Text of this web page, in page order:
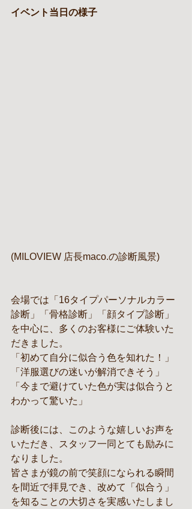
イベント当日の様子
(MILOVIEW 店長maco.の診断風景)
会場では「16タイプパーソナルカラー
診断」「骨格診断」「顔タイプ診断」
を中心に、多くのお客様にご体験いた
だきました。
「初めて自分に似合う色を知れた！」
「洋服選びの迷いが解消できそう」
「今まで避けていた色が実は似合うと
わかって驚いた」
診断後には、このような嬉しいお声を
いただき、スタッフ一同とても励みに
なりました。
皆さまが鏡の前で笑顔になられる瞬間
を間近で拝見でき、改めて「似合う」
を知ることの大切さを実感いたしまし